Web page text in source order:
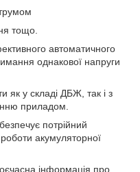
тощо.
автоматичного
однакової напруги
як у складі ДБЖ, так і з
приладом.
потрійний
акумуляторної
інформація про